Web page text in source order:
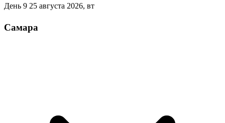
День 9 25 августа 2026, вт
Самара